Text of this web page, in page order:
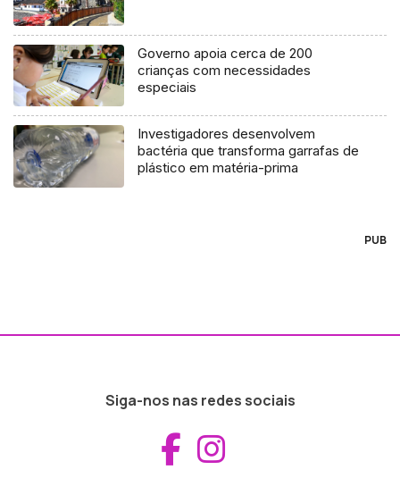
Governo apoia cerca de 200
crianças com necessidades
especiais
Investigadores desenvolvem
bactéria que transforma garrafas de
plástico em matéria-prima
PUB
Siga-nos nas redes sociais
Aceder ao